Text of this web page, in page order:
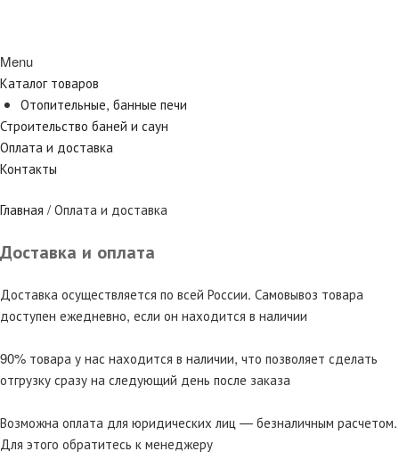
Menu
Каталог товаров
Отопительные, банные печи
Строительство баней и саун
Оплата и доставка
Контакты
Главная / Оплата и доставка
Доставка и оплата
Доставка осуществляется по всей России. Самовывоз товара
доступен ежедневно, если он находится в наличии
90% товара у нас находится в наличии, что позволяет сделать
отгрузку сразу на следующий день после заказа
Возможна оплата для юридических лиц — безналичным расчетом.
Для этого обратитесь к менеджеру